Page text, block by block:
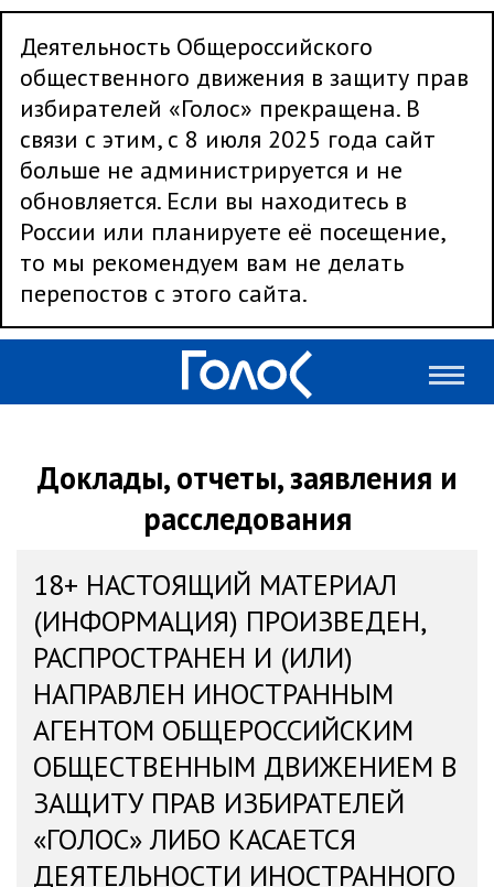
Деятельность Общероссийского
общественного движения в защиту прав
избирателей «Голос» прекращена. В
связи с этим, с 8 июля 2025 года сайт
больше не администрируется и не
обновляется. Если вы находитесь в
России или планируете её посещение,
то мы рекомендуем вам не делать
перепостов с этого сайта.
Доклады, отчеты, заявления и
расследования
18+ НАСТОЯЩИЙ МАТЕРИАЛ
(ИНФОРМАЦИЯ) ПРОИЗВЕДЕН,
РАСПРОСТРАНЕН И (ИЛИ)
НАПРАВЛЕН ИНОСТРАННЫМ
АГЕНТОМ ОБЩЕРОССИЙСКИМ
ОБЩЕСТВЕННЫМ ДВИЖЕНИЕМ В
ЗАЩИТУ ПРАВ ИЗБИРАТЕЛЕЙ
«ГОЛОС» ЛИБО КАСАЕТСЯ
ДЕЯТЕЛЬНОСТИ ИНОСТРАННОГО